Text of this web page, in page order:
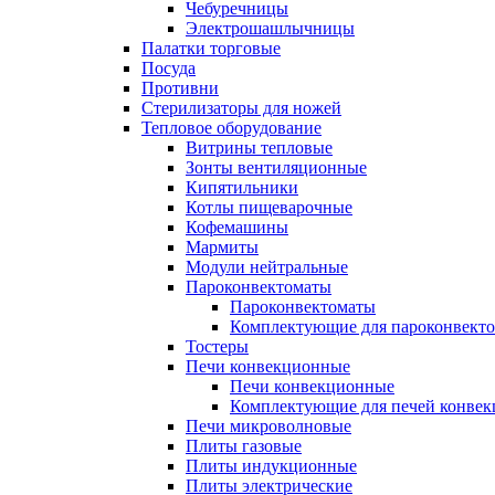
Чебуречницы
Электрошашлычницы
Палатки торговые
Посуда
Противни
Стерилизаторы для ножей
Тепловое оборудование
Витрины тепловые
Зонты вентиляционные
Кипятильники
Котлы пищеварочные
Кофемашины
Мармиты
Модули нейтральные
Пароконвектоматы
Пароконвектоматы
Комплектующие для
Тостеры
Печи конвекционные
Печи конвекционные
Комплектующие для печей
Печи микроволновые
Плиты газовые
Плиты индукционные
Плиты электрические